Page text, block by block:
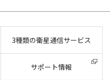
3種類の衛星通信サービス
サポート情報